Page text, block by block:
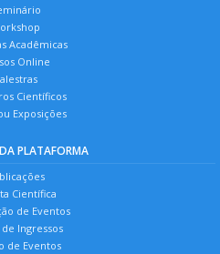
Acadêmicas
Online
Científicos
Exposições
PLATAFORMA
Científica
de Eventos
Ingressos
de Eventos